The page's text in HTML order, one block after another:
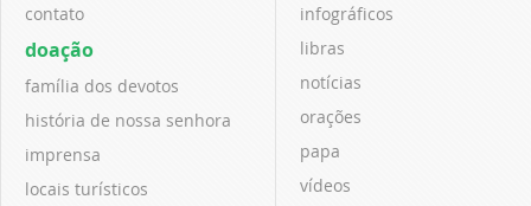
contato
doação
família dos devotos
história de nossa senhora
imprensa
locais turísticos
infográficos
libras
notícias
orações
papa
vídeos